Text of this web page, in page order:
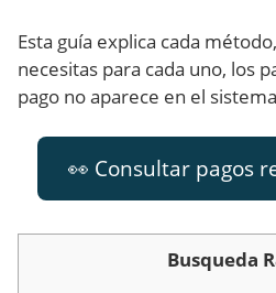
Esta guía explica cada
necesitas para cada uno, los
pago no aparece en el
👀 Consultar pagos
Busqueda